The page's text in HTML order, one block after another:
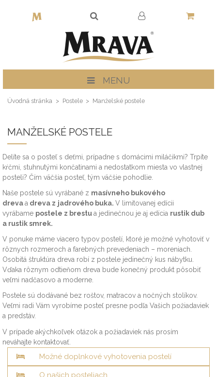
MENU
Úvodná stránka Postele Manželské postele
MANŽELSKÉ POSTELE
Delíte sa o posteľ s deťmi, prípadne s domácimi miláčikmi? Trpíte
kŕčmi, stuhnutými končatinami a nedostatkom miesta vo vlastnej
posteli? Čím väčšia posteľ, tým väčšie pohodlie.
Naše postele sú vyrábané z masívneho bukového
drevaa dreva z jadrového buka. V limitovanej edícii
vyrábame postele z brestua jedinečnou je aj edícia rustik dub
a rustik smrek.
V ponuke máme viacero typov postelí, ktoré je možné vyhotoviť v
rôznych rozmeroch a farebných prevedeniach – moreniach.
Osobitá štruktúra dreva robí z postele jedinečný kus nábytku.
Vďaka rôznym odtieňom dreva bude konečný produkt pôsobiť
veľmi nadčasovo a moderne.
Postele sú dodávané bez roštov, matracov a nočných stolíkov.
Veľmi radi Vám vyrobíme posteľ presne podľa Vašich požiadaviek
a predstáv.
V prípade akýchkoľvek otázok a požiadaviek nás prosím
neváhajte kontaktovať.
Možné doplnkové vyhotovenia postelí
O našich posteliach